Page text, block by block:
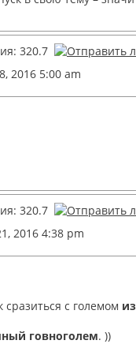
2016 5:00 am
2016 4:38 pm
с големом
говноголем. ))